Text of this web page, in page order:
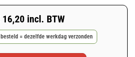
16,20 incl. BTW
= dezelfde werkdag verzonden